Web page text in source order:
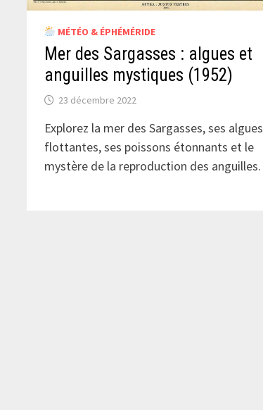
MÉTÉO & ÉPHÉMÉRIDE
Mer des Sargasses : algues et
anguilles mystiques (1952)
23 décembre 2022
Explorez la mer des Sargasses, ses algues
flottantes, ses poissons étonnants et le
mystère de la reproduction des anguilles.